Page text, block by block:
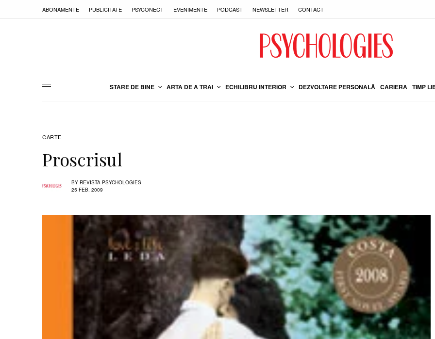
ABONAMENTE PUBLICITATE PSYCONECT EVENIMENTE PODCAST NEWSLETTER CONTACT
STARE DE BINE ARTA DE A TRAI ECHILIBRU INTERIOR DEZVOLTARE PERSONALĂ CARIERA TIMP
CARTE
Proscrisul
BY REVISTA PSYCHOLOGIES
25 FEB. 2009